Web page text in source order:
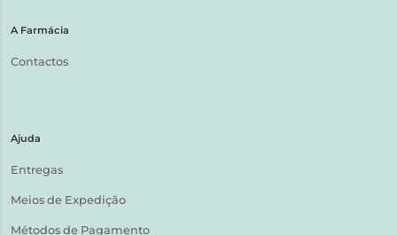
A Farmácia
Contactos
Ajuda
Entregas
Meios de Expedição
Métodos de Pagamento